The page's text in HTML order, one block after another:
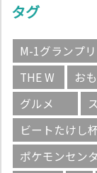
タグ
M-1グランプリ
THE W
お
グルメ
ビートたけし
ポケモンセン